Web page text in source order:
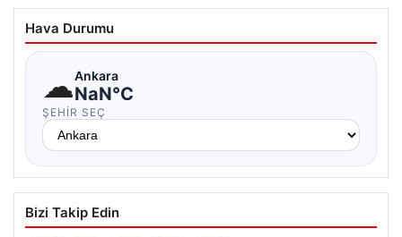
Hava Durumu
☁Ankara
NaN°C
ŞEHIR SEÇ
Bizi Takip Edin